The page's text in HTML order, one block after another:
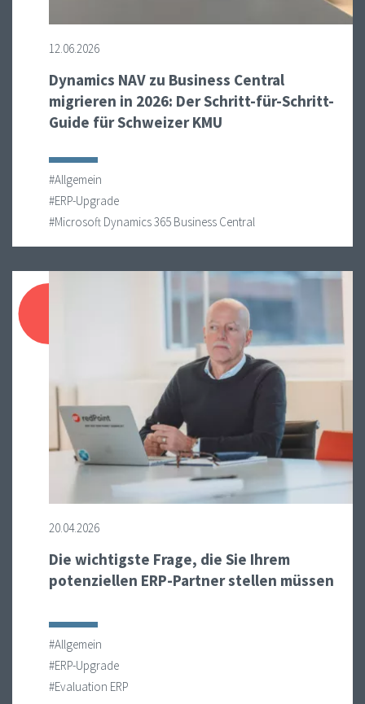
12.06.2026
Dynamics NAV zu Business Central
migrieren in 2026: Der Schritt-für-Schritt-
Guide für Schweizer KMU
#Allgemein
#ERP-Upgrade
#Microsoft Dynamics 365 Business Central
20.04.2026
Die wichtigste Frage, die Sie Ihrem
potenziellen ERP-Partner stellen müssen
#Allgemein
#ERP-Upgrade
#Evaluation ERP